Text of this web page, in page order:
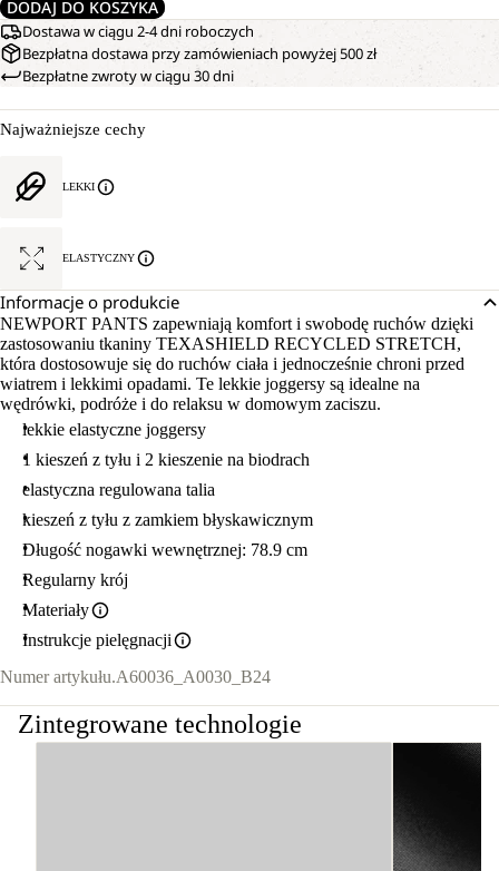
DODAJ DO KOSZYKA
Dostawa w ciągu 2-4 dni roboczych
Bezpłatna dostawa przy zamówieniach powyżej 500 zł
Bezpłatne zwroty w ciągu 30 dni
Najważniejsze cechy
LEKKI
ELASTYCZNY
Informacje o produkcie
NEWPORT PANTS zapewniają komfort i swobodę ruchów dzięki
zastosowaniu tkaniny TEXASHIELD RECYCLED STRETCH,
która dostosowuje się do ruchów ciała i jednocześnie chroni przed
wiatrem i lekkimi opadami. Te lekkie joggersy są idealne na
wędrówki, podróże i do relaksu w domowym zaciszu.
lekkie elastyczne joggersy
1 kieszeń z tyłu i 2 kieszenie na biodrach
elastyczna regulowana talia
kieszeń z tyłu z zamkiem błyskawicznym
Długość nogawki wewnętrznej: 78.9 cm
Regularny krój
Materiały
Instrukcje pielęgnacji
Numer artykułu.A60036_A0030_B24
Zintegrowane technologie